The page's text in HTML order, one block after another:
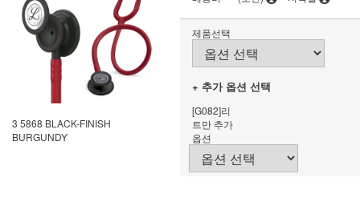
3 5868 BLACK-FINISH
BURGUNDY
제품선택
+ 추가 옵션 선택
[G082]리
트만 추가
옵션